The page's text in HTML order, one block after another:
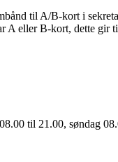
til A/B-kort i
A eller B-kort, dette gir
til 21.00, søndag